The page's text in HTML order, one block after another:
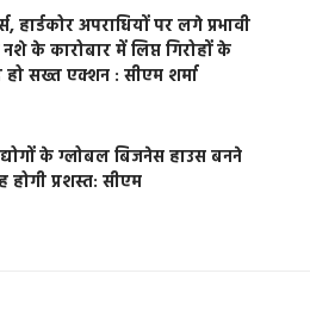
हार्डकोर अपराधियों पर लगे प्रभावी
के कारोबार में लिप्त गिरोहों के
हो सख्त एक्शन : सीएम शर्मा
के ग्लोबल बिजनेस हाउस बनने
होगी प्रशस्त: सीएम